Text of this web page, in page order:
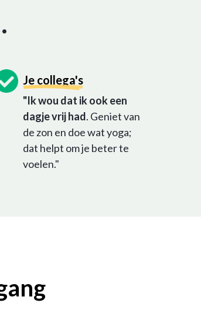
Je collega's
"Ik wou dat ik ook een
dagje vrij had. Geniet van
de zon en doe wat yoga;
dat helpt om je beter te
voelen."